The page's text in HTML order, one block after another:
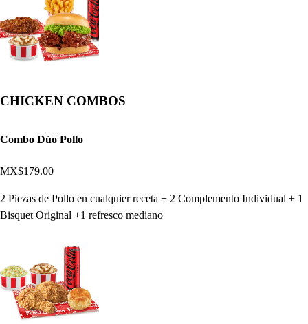
CHICKEN COMBOS
Combo Dúo Pollo
MX$179.00
2 Piezas de Pollo en cualquier receta + 2 Complemento Individual + 1
Bisquet Original +1 refresco mediano